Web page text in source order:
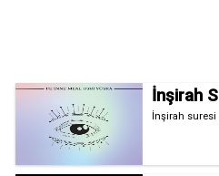
İnşirah
İnşirah suresi